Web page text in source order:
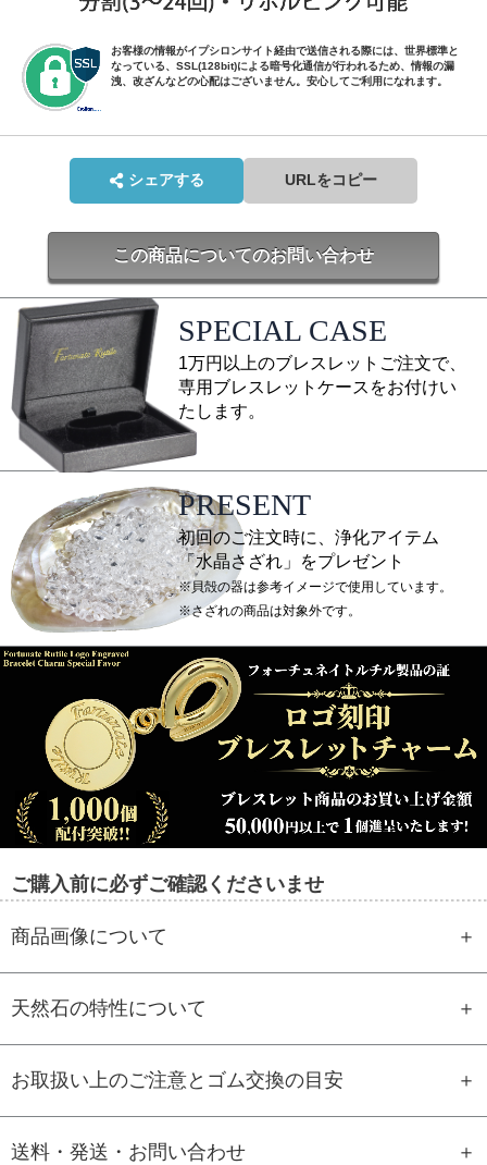
お客様の情報がイプシロンサイト経由で送信される際には、世界標準と
なっている、SSL(128bit)による暗号化通信が行われるため、情報の漏
洩、改ざんなどの心配はございません。安心してご利用になれます。
シェアする URLをコピー
この商品についてのお問い合わせ
SPECIAL CASE
1万円以上のブレスレットご注文で、
専用ブレスレットケースをお付けい
たします。
PRESENT
初回のご注文時に、浄化アイテム
「水晶さざれ」をプレゼント
※貝殻の器は参考イメージで使用しています。
※さざれの商品は対象外です。
ご購入前に必ずご確認くださいませ
商品画像について
天然石の特性について
お取扱い上のご注意とゴム交換の目安
送料・発送・お問い合わせ